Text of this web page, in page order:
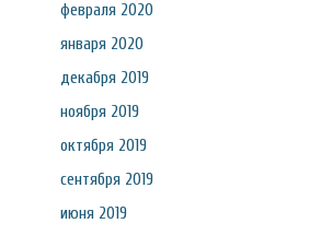
февраля 2020
января 2020
декабря 2019
ноября 2019
октября 2019
сентября 2019
июня 2019